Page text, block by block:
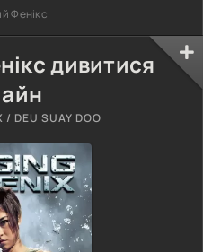
Фенікс
дивитися
/ DEU SUAY DOO